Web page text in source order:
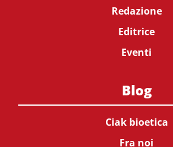
Redazione
Editrice
Eventi
Blog
Ciak bioetica
Fra noi